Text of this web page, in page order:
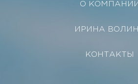
О КОМПАНИИ
ИРИНА
КОНТАКТЫ